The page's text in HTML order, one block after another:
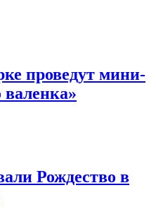
проведут мини-
валенка»
Рождество в